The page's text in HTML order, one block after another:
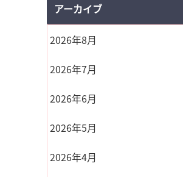
アーカイブ
2026年8月
2026年7月
2026年6月
2026年5月
2026年4月